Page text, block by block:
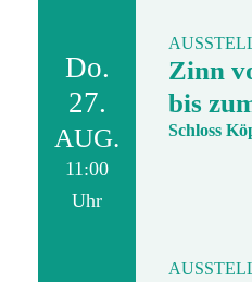
Do.
27.
AUG.
11:00
Uhr
Zinn
bis
Schloss